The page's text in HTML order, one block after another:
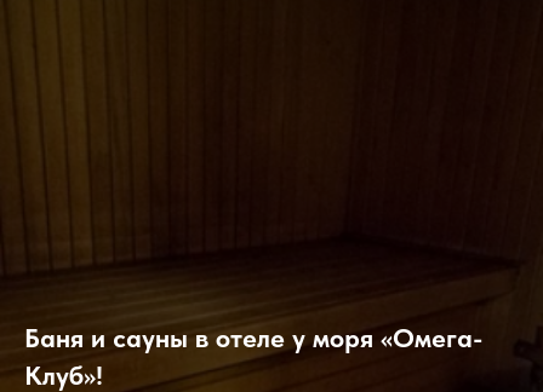
Баня и сауны в отеле у моря «Омега-
Клуб»!